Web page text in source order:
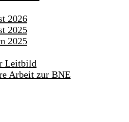
2025
zur BNE